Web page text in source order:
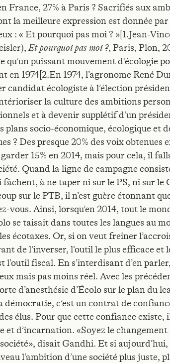
France, 27% à Paris ? Sacrifiés aux
la meilleure expression est donnée
: « Et pourquoi pas moi ? »[1.Jean-
Et pourquoi pas moi ?, Paris, Plon,
qu’un puissant mouvement d’écologie
en 1974[2.En 1974, l’agronome René
candidat écologiste à l’élection
la culture des ambitions
et à devenir supplétif d’un
plans socio-économique, écologique et
? Des presque 20% des voix obtenues
15% en 2014, mais pour cela, il
Quand la ligne de campagne
fâchent, à ne taper ni sur le PS, ni sur le
sur le PTB, il n’est guère étonnant
vous. Ainsi, lorsqu’en 2014, tout le
se taisait dans toutes les langues au
écotaxes. Or, si on veut freiner
de l’inverser, l’outil le plus efficace et
l’outil fiscal. En s’interdisant d’en
mais pas moins réel. Avec les
d’anesthésie d’Écolo sur le plan du
démocratie, c’est un contrat de
élus. Pour que cette confiance
et d’incarnation. «Soyez le changement
disait Gandhi. Et si aujourd’hui,
l’ambition d’une société plus juste,